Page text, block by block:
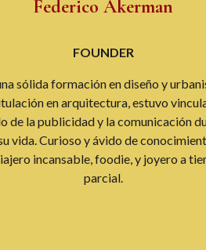
Federico Akerman
FOUNDER
sólida formación en diseño y
en arquitectura, estuvo
de la publicidad y la comunicación
vida. Curioso y ávido de
incansable, foodie, y joyero a
parcial.